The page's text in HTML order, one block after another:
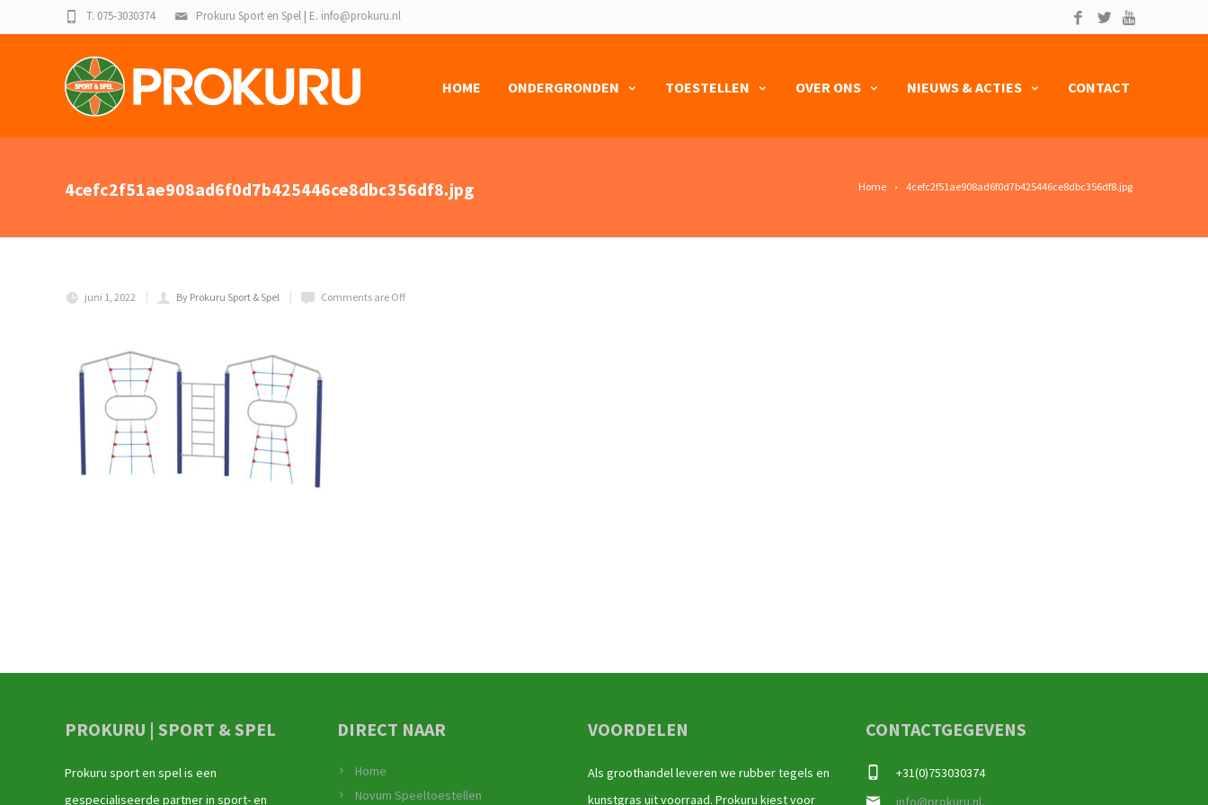
Prokuru Sport en Spel | E. info@prokuru.nl
T. 075-3030374
HOME ONDERGRONDEN TOESTELLEN OVER ONS NIEUWS & ACTIES CONTACT
Home 4cefc2f51ae908ad6f0d7b425446ce8dbc356df8.jpg
4cefc2f51ae908ad6f0d7b425446ce8dbc356df8.jpg
juni 1, 2022 By Prokuru Sport & Spel Comments are Off
PROKURU | SPORT & SPEL
Prokuru sport en spel is een
gespecialiseerde partner in sport- en
DIRECT NAAR
Home
Novum Speeltoestellen
VOORDELEN
Als groothandel leveren we rubber tegels en
kunstgras uit voorraad. Prokuru kiest voor
CONTACTGEGEVENS
+31(0)753030374
info@prokuru.nl,